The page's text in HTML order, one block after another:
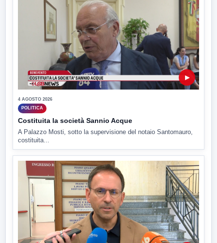
▶
4 AGOSTO 2026
POLITICA
Costituita la società Sannio Acque
A Palazzo Mosti, sotto la supervisione del notaio Santomauro,
costituita...